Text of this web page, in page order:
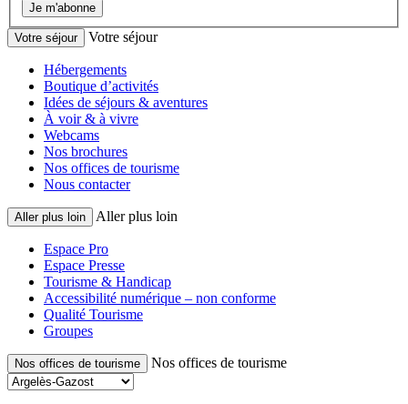
Je m'abonne
Votre séjour Votre séjour
Hébergements
Boutique d’activités
Idées de séjours & aventures
À voir & à vivre
Webcams
Nos brochures
Nos offices de tourisme
Nous contacter
Aller plus loin Aller plus loin
Espace Pro
Espace Presse
Tourisme & Handicap
Accessibilité numérique – non conforme
Qualité Tourisme
Groupes
Nos offices de tourisme Nos offices de tourisme